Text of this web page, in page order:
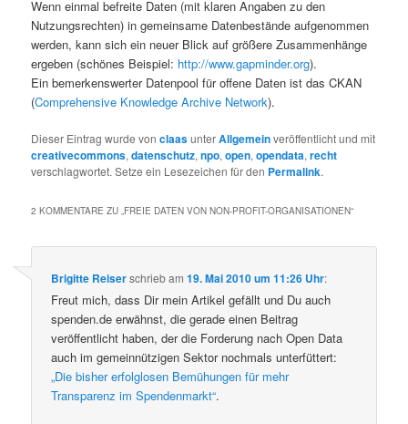
Wenn einmal befreite Daten (mit klaren Angaben zu den
Nutzungsrechten) in gemeinsame Datenbestände aufgenommen
werden, kann sich ein neuer Blick auf größere Zusammenhänge
ergeben (schönes Beispiel: http://www.gapminder.org).
Ein bemerkenswerter Datenpool für offene Daten ist das CKAN
(Comprehensive Knowledge Archive Network).
Dieser Eintrag wurde vonclaasunterAllgemeinveröffentlicht und mit
creativecommons,datenschutz,npo,open,opendata,recht
verschlagwortet. Setze ein Lesezeichen für den Permalink.
2 KOMMENTARE ZU „FREIE DATEN VON NON-PROFIT-ORGANISATIONEN“
Brigitte Reiserschriebam19. Mai 2010 um 11:26 Uhr:
Freut mich, dass Dir mein Artikel gefällt und Du auch
spenden.de erwähnst, die gerade einen Beitrag
veröffentlicht haben, der die Forderung nach Open Data
auch im gemeinnützigen Sektor nochmals unterfüttert:
„Die bisher erfolglosen Bemühungen für mehr
Transparenz im Spendenmarkt“.